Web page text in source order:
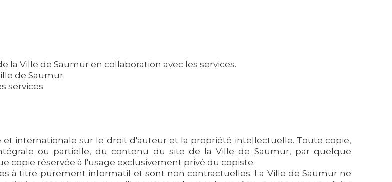
la Ville de Saumur en collaboration avec les services.
de Saumur.
services.
internationale sur le droit d'auteur et la propriété intellectuelle. Toute copie,
ou partielle, du contenu du site de la Ville de Saumur, par quelque
copie réservée à l'usage exclusivement privé du copiste.
à titre purement informatif et sont non contractuelles. La Ville de Saumur ne